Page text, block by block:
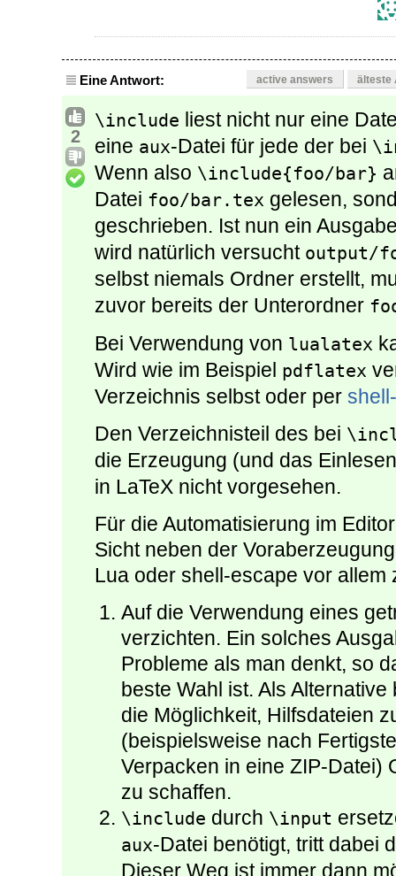
Eine Antwort: active answers älteste
2
\include liest nicht nur eine
eine aux-Datei für jede der bei
Wenn also \include{foo/bar}
Datei foo/bar.tex gelesen,
geschrieben. Ist nun ein
wird natürlich versucht output/
selbst niemals Ordner erstellt,
zuvor bereits der Unterordner
Bei Verwendung von lualatex
Wird wie im Beispiel pdflatex
Verzeichnis selbst oder per
Den Verzeichnisteil des bei
die Erzeugung (und das
in LaTeX nicht vorgesehen.
Für die Automatisierung im
Sicht neben der
Lua oder shell-escape vor allem
Auf die Verwendung eines
verzichten. Ein solches
Probleme als man denkt, so
beste Wahl ist. Als
die Möglichkeit, Hilfsdateien
(beispielsweise nach
Verpacken in eine ZIP-Datei)
zu schaffen.
\include durch \input
aux-Datei benötigt, tritt dabei
Dieser Weg ist immer dann